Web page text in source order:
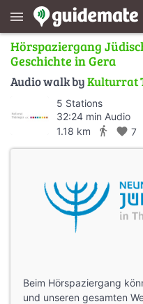
menu
Hörspaziergang
Geschichte in Gera
Audio walk byKulturrat
5 Stations
32:24 min Audio
1.18 km
directions_walk favorite 7
Beim Hörspaziergang
und unseren gesamten